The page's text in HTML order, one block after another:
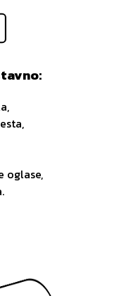
oglase,